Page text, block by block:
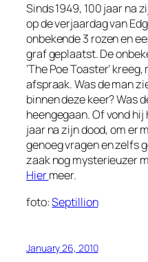
Sinds 1949, 100 jaar na
op de verjaardag van
onbekende 3 rozen en
graf geplaatst. De
‘The Poe Toaster’
afspraak. Was de man
binnen deze keer? Was
heengegaan. Of vond
jaar na zijn dood, om er
genoeg vragen en zelfs
zaak nog mysterieuzer
Hiermeer.
foto:Septillion
January 26, 2010